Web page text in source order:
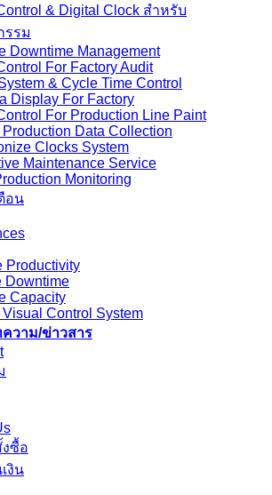
& Digital Clock สำหรับ
รรม
Downtime Management
For Factory Audit
& Cycle Time Control
Display For Factory
For Production Line Paint
Production Data Collection
Clocks System
Maintenance Service
Monitoring
อน
Productivity
Downtime
Capacity
Visual Control System
วาม/ข่าวสาร
ซื้อ
งิน